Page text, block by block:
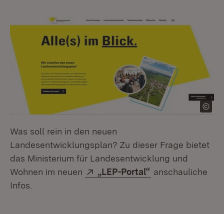
Was soll rein in den neuen
Landesentwicklungsplan? Zu dieser Frage bietet
das Ministerium für Landesentwicklung und
Wohnen im neuen
Extern:
„LEP-Portal“ (Öffnet in
anschauliche
Infos.